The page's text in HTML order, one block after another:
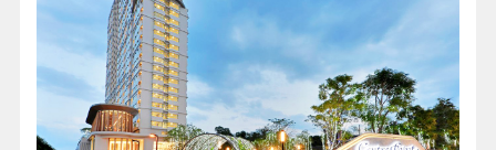
家飯店的部分客房配有陽台。所有客房均配有微波
爐。飯店提供四星級的住宿，設有熱水浴池和遊樂
場。您可以在Centre Point Prime Hotel Pattaya酒店打乒
乓球，並提供租車服務。
（如欲飯店客滿則以Best Western Plus Hotel 或Sn.Connx